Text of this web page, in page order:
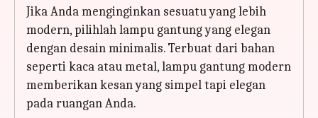
Jika Anda menginginkan sesuatu yang lebih
modern, pilihlah lampu gantung yang elegan
dengan desain minimalis. Terbuat dari bahan
seperti kaca atau metal, lampu gantung modern
memberikan kesan yang simpel tapi elegan
pada ruangan Anda.